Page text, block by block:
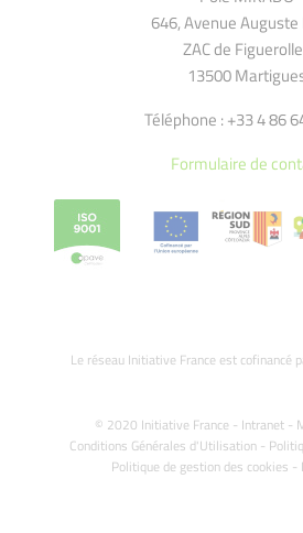
646, Avenue Auguste
ZAC de
13500
Téléphone : +33 4 86
Formulaire de
Le réseau Initiative France est cofinancé
© 2020 Initiative France - Intranet-
Conditions Générales d'Utilisation -
Politique de gestion des cookies -